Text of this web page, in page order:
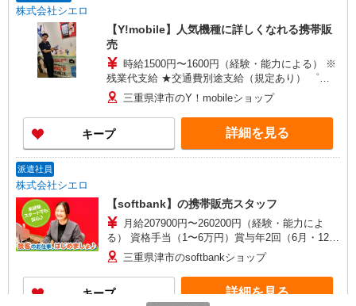
株式会社シエロ
【Y!mobile】人気機種に詳しくなれる携帯販
売
時給1500円〜1600円（経験・能力による） ※
残業代支給 ★交通費別途支給（規定あり） ゜
+゜・。○。・゜+゜・。○。・゜+゜ 入社祝い金10
万円支給(規定有) お友達を紹介頂くと, インセンテ
ィブ支給(規定有) ★月2回払い・週払い可能（規程
有）★ ゜・。○。・゜+゜・。○。・゜+゜
三重県津市のY！mobileショップ
キープ 詳細を見る
派遣社員
株式会社シエロ
【softbank】の携帯販売スタッフ
月給207900円〜260200円（経験・能力によ
る） 資格手当（1〜6万円）賞与年2回（6月・12
月・実績最高5.4カ月分） 未経験から入社半年で
年収400万円以上への昇給実績あり ※残業代支給
★交通費別途支給（規定あり） ゜+゜・。○。・゜
+゜・。○。・゜+゜ 入社祝い金10万円支給(規定
三重県津市のsoftbankショップ
キープ 詳細を見る